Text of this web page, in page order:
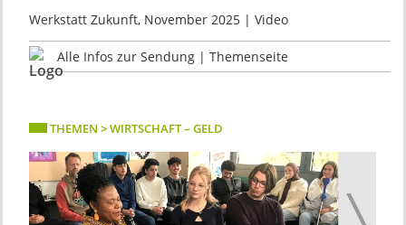
Werkstatt Zukunft, November 2025 | Video
Alle Infos zur Sendung | Themenseite
THEMEN > WIRTSCHAFT – GELD